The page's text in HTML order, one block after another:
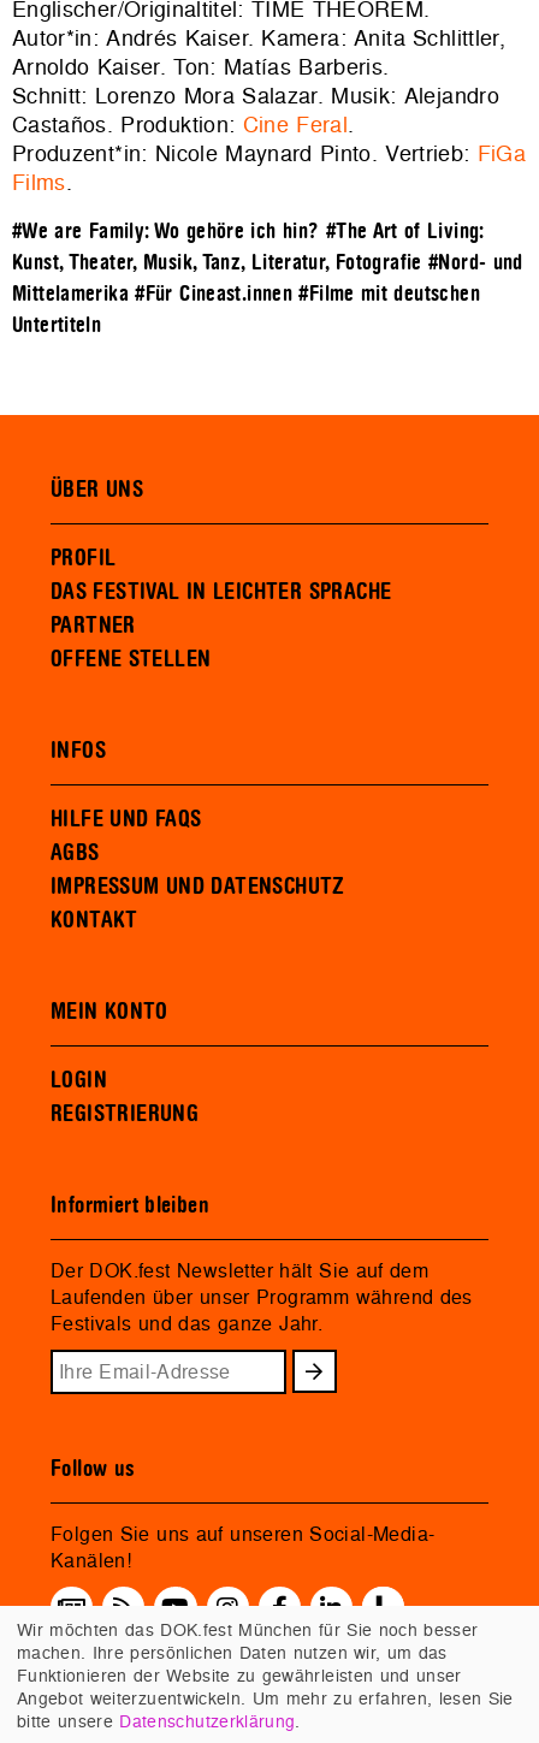
Englischer/Originaltitel: TIME THEOREM.
Autor*in: Andrés Kaiser. Kamera: Anita Schlittler,
Arnoldo Kaiser. Ton: Matías Barberis.
Schnitt: Lorenzo Mora Salazar. Musik: Alejandro
Castaños. Produktion: Cine Feral.
Produzent*in: Nicole Maynard Pinto. Vertrieb: FiGa
Films.
#We are Family: Wo gehöre ich hin? #The Art of Living:
Kunst, Theater, Musik, Tanz, Literatur, Fotografie #Nord- und
Mittelamerika #Für Cineast.innen #Filme mit deutschen
Untertiteln
ÜBER UNS
PROFIL
DAS FESTIVAL IN LEICHTER SPRACHE
PARTNER
OFFENE STELLEN
INFOS
HILFE UND FAQS
AGBS
IMPRESSUM UND DATENSCHUTZ
KONTAKT
MEIN KONTO
LOGIN
REGISTRIERUNG
Informiert bleiben
Der DOK.fest Newsletter hält Sie auf dem
Laufenden über unser Programm während des
Festivals und das ganze Jahr.
Follow us
Folgen Sie uns auf unseren Social-Media-
Kanälen!
Wir möchten das DOK.fest München für Sie noch besser
machen. Ihre persönlichen Daten nutzen wir, um das
Funktionieren der Website zu gewährleisten und unser
Angebot weiterzuentwickeln. Um mehr zu erfahren, lesen Sie
bitte unsere Datenschutzerklärung.